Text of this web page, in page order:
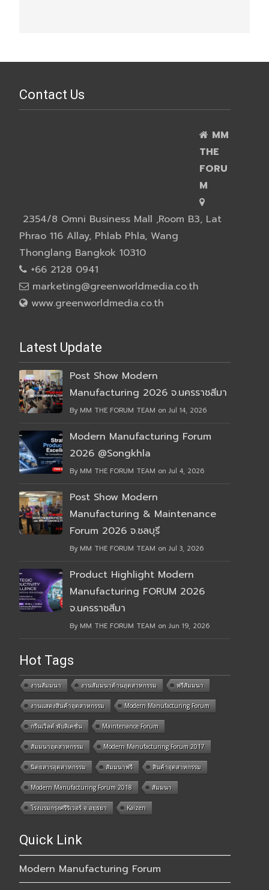
Contact Us
MM
THE
FORU
M
2354/8 Omni Business Mall ,Room B3, Lat
Phrao 116 Allay, Phlab Phla, Wang
Thonglang Bangkok 10310
+66 2128 0941
marketing@greenworldmedia.co.th
www.greenworldmedia.co.th
Latest Update
Post Show Modern
Manufacturing 2026 จ.นครราชสีมา
By MM THE FORUM TEAM on Jul 14, 2026
Modern Manufacturing Forum
2026 @Songkhla
By MM THE FORUM TEAM on Jul 4, 2026
Post Show Modern
Manufacturing & Maintenance
Forum 2026 จ.ชลบุรี
By MM THE FORUM TEAM on Jul 3, 2026
Product Highlight Modern
Manufacturing FORUM 2026
จ.นครราชสีมา
By MM THE FORUM TEAM on Jun 19, 2026
Hot Tags
งานสัมมนา งานสัมมนาด้านอุตสาหกรรม ฟรีสัมมนา
งานแสดงสินค้าอุตสาหกรรม Modern Manufacturing Forum
กรีนเวิลด์ พับลิเคชั่น Maintenance Forum
สัมมนาอุตสาหกรรม Modern Manufacturing Forum 2017
นิตยสารอุตสาหกรรม สัมมนาฟรี สินค้าอุตสาหกรรม
Modern Manufacturing Forum 2018 สัมมนา
โรงแรมกรุงศรีริเวอร์ จ.อยุธยา Kaizen
Quick Link
Modern Manufacturing Forum